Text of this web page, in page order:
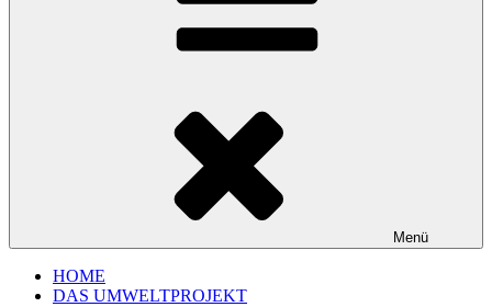
Menü
HOME
DAS UMWELTPROJEKT